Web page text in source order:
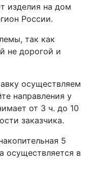
изделия на дом
России.
так как
не дорогой и
осуществляем
направления у
от 3 ч. до 10
заказчика.
5
осуществляется в